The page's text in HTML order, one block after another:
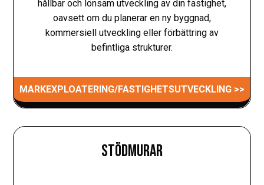
hållbar och lönsam utveckling av din fastighet,
oavsett om du planerar en ny byggnad,
kommersiell utveckling eller förbättring av
befintliga strukturer.
MARKEXPLOATERING/FASTIGHETSUTVECKLING >>
STÖDMURAR